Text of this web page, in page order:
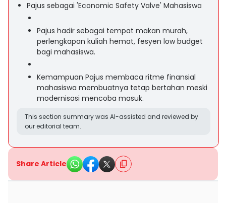
Pajus sebagai 'Economic Safety Valve' Mahasiswa
Pajus hadir sebagai tempat makan murah,
perlengkapan kuliah hemat, fesyen low budget
bagi mahasiswa.
Kemampuan Pajus membaca ritme finansial
mahasiswa membuatnya tetap bertahan meski
modernisasi mencoba masuk.
This section summary was AI-assisted and reviewed by
our editorial team.
Share Article